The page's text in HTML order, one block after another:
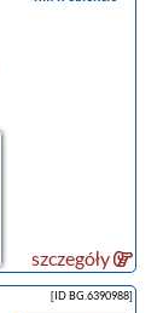
szczegóły
[ID BG.6390988]